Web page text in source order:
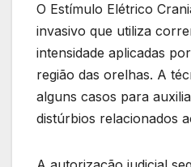
O Estímulo Elétrico
invasivo que utiliza
intensidade aplicadas
região das orelhas. A
alguns casos para
distúrbios relacionados